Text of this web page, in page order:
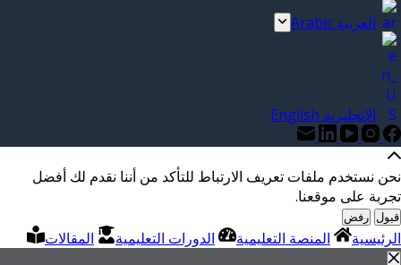
العربية Arabic
الإنجليزية English
نحن نستخدم ملفات تعريف الارتباط للتأكد من أننا نقدم لك أفضل
تجربة على موقعنا.
قبول رفض
الرئيسية المنصة التعليمية الدورات التعليمية
المقالات